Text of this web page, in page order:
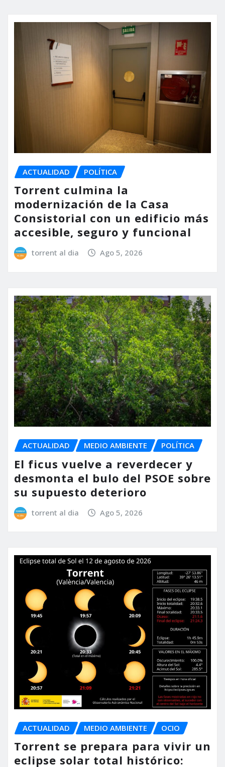
ACTUALIDAD POLÍTICA
Torrent culmina la
modernización de la Casa
Consistorial con un edificio más
accesible, seguro y funcional
torrent al dia Ago 5, 2026
ACTUALIDAD MEDIO AMBIENTE POLÍTICA
El ficus vuelve a reverdecer y
desmonta el bulo del PSOE sobre
su supuesto deterioro
torrent al dia Ago 5, 2026
ACTUALIDAD MEDIO AMBIENTE OCIO
Torrent se prepara para vivir un
eclipse solar total histórico: